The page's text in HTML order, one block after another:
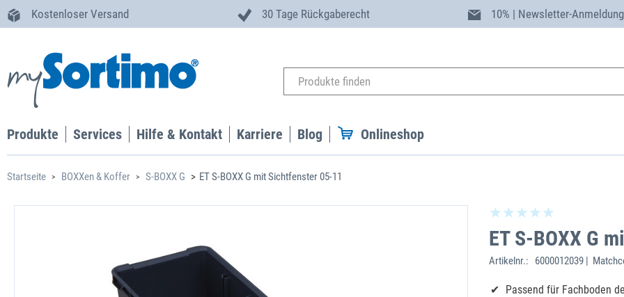
Kostenloser Versand 30 Tage Rückgaberecht 10% | Newsletter-Anmeldung
Produkte Services Hilfe & Kontakt Karriere Blog Onlineshop
Startseite BOXXen & Koffer S-BOXX G ET S-BOXX G mit Sichtfenster 05-11
ET S-BOXX G
Artikelnr.: 6000012039 |
Passend für Fachboden